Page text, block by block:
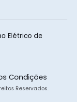
Elétrico de
Condições
Reservados.